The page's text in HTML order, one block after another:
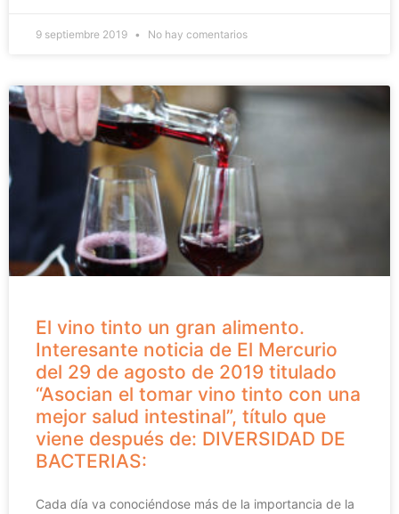
9 septiembre 2019 No hay comentarios
El vino tinto un gran alimento.
Interesante noticia de El Mercurio
del 29 de agosto de 2019 titulado
“Asocian el tomar vino tinto con una
mejor salud intestinal”, título que
viene después de: DIVERSIDAD DE
BACTERIAS:
Cada día va conociéndose más de la importancia de la